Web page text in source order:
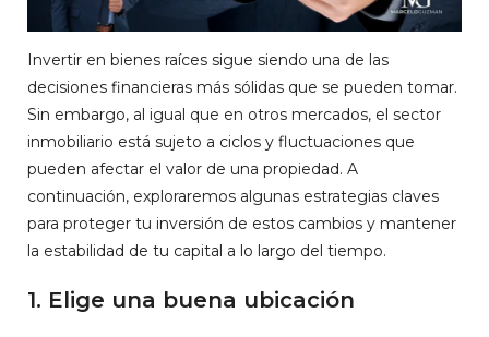
Invertir en bienes raíces sigue siendo una de las
decisiones financieras más sólidas que se pueden tomar.
Sin embargo, al igual que en otros mercados, el sector
inmobiliario está sujeto a ciclos y fluctuaciones que
pueden afectar el valor de una propiedad. A
continuación, exploraremos algunas estrategias claves
para proteger tu inversión de estos cambios y mantener
la estabilidad de tu capital a lo largo del tiempo.
1. Elige una buena ubicación